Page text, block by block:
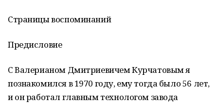
Страницы воспоминаний
Предисловие
С Валерианом Дмитриевичем Курчатовым я
познакомился в 1970 году, ему тогда было 56 лет,
и он работал главным технологом завода